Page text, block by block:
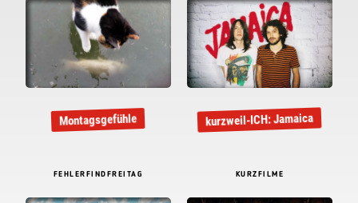
Montagsgefühle kurzweil-ICH: Jamaica
FEHLERFINDFREITAG KURZFILME